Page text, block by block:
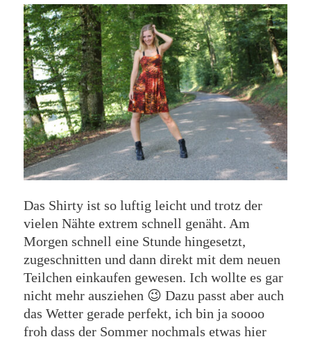
Das Shirty ist so luftig leicht und trotz der
vielen Nähte extrem schnell genäht. Am
Morgen schnell eine Stunde hingesetzt,
zugeschnitten und dann direkt mit dem neuen
Teilchen einkaufen gewesen. Ich wollte es gar
nicht mehr ausziehen 😉 Dazu passt aber auch
das Wetter gerade perfekt, ich bin ja soooo
froh dass der Sommer nochmals etwas hier